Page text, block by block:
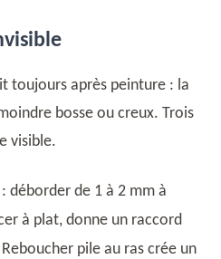
toujours après peinture : la
bosse ou creux. Trois
visible.
: déborder de 1 à 2 mm à
à plat, donne un raccord
pile au ras crée un